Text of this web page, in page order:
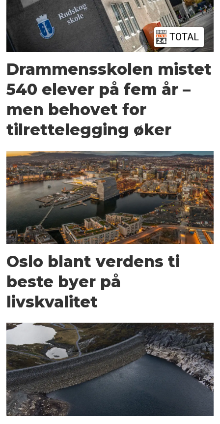
TOTAL
Drammensskolen mistet
540 elever på fem år –
men behovet for
tilrettelegging øker
Oslo blant verdens ti
beste byer på
livskvalitet